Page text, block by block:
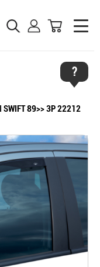
?
SWIFT 89>> 3P 22212